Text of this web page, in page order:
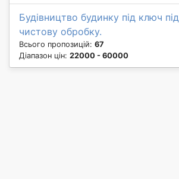
Будівництво будинку під ключ під
чистову обробку.
Всього пропозицій: 67
Діапазон цін: 22000 - 60000